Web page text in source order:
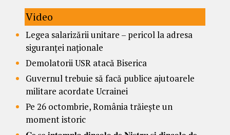
Video
Legea salarizării unitare – pericol la adresa
siguranței naționale
Demolatorii USR atacă Biserica
Guvernul trebuie să facă publice ajutoarele
militare acordate Ucrainei
Pe 26 octombrie, România trăiește un
moment istoric